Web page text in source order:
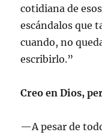
cotidiana de
escándalos que
cuando, no
escribirlo.”
Creo en Dios,
—A pesar de